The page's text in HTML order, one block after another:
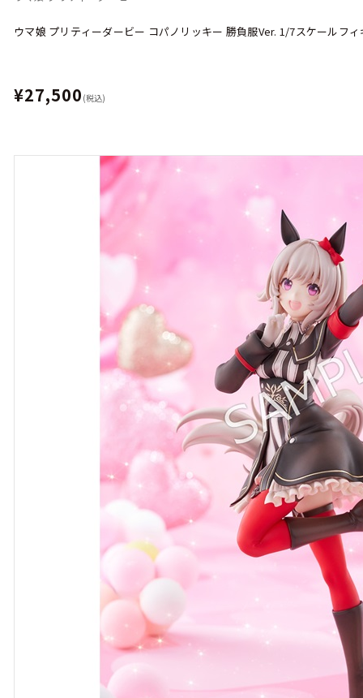
ウマ娘 プリティーダービー コパノリッキー 勝負服Ver. 1/7スケールフ
¥27,500 (税込)